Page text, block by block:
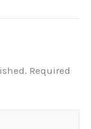
Required